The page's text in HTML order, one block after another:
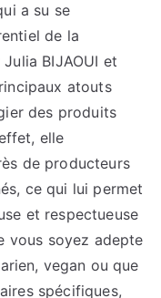
a su se
de la
BIJAOUI et
atouts
des produits
elle
de producteurs
ce qui lui permet
et respectueuse
vous soyez adepte
vegan ou que
spécifiques,